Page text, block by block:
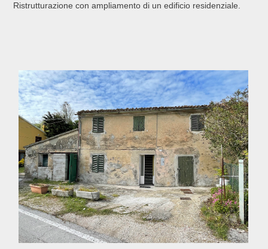
Ristrutturazione con ampliamento di un edificio residenziale.